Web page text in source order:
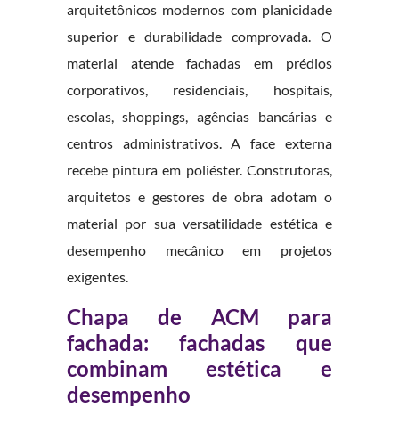
arquitetônicos modernos com planicidade
superior e durabilidade comprovada. O
material atende fachadas em prédios
corporativos, residenciais, hospitais,
escolas, shoppings, agências bancárias e
centros administrativos. A face externa
recebe pintura em poliéster. Construtoras,
arquitetos e gestores de obra adotam o
material por sua versatilidade estética e
desempenho mecânico em projetos
exigentes.
Chapa de ACM para
fachada: fachadas que
combinam estética e
desempenho